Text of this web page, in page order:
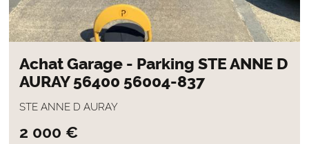
Achat Garage - Parking STE ANNE D
AURAY 56400 56004-837
STE ANNE D AURAY
2 000 €